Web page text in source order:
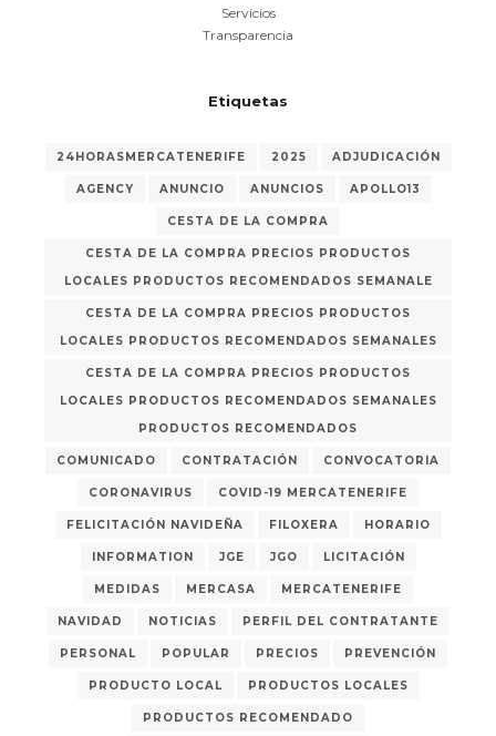
Servicios
Transparencia
Etiquetas
24HORASMERCATENERIFE 2025 ADJUDICACIÓN
AGENCY ANUNCIO ANUNCIOS APOLLO13
CESTA DE LA COMPRA
CESTA DE LA COMPRA PRECIOS PRODUCTOS
LOCALES PRODUCTOS RECOMENDADOS SEMANALE
CESTA DE LA COMPRA PRECIOS PRODUCTOS
LOCALES PRODUCTOS RECOMENDADOS SEMANALES
CESTA DE LA COMPRA PRECIOS PRODUCTOS
LOCALES PRODUCTOS RECOMENDADOS SEMANALES
PRODUCTOS RECOMENDADOS
COMUNICADO CONTRATACIÓN CONVOCATORIA
CORONAVIRUS COVID-19 MERCATENERIFE
FELICITACIÓN NAVIDEÑA FILOXERA HORARIO
INFORMATION JGE JGO LICITACIÓN
MEDIDAS MERCASA MERCATENERIFE
NAVIDAD NOTICIAS PERFIL DEL CONTRATANTE
PERSONAL POPULAR PRECIOS PREVENCIÓN
PRODUCTO LOCAL PRODUCTOS LOCALES
PRODUCTOS RECOMENDADO